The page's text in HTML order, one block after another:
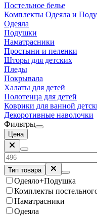
Постельное белье
Комплекты Одеяла и
Одеяла
Подушки
Наматрасники
Простыни и пеленки
Шторы для детских
Пледы
Покрывала
Халаты для детей
Полотенца для детей
Коврики для ванной
Декоротивные наволочки
Фильтры
Цена
Тип товара
Одеяло+Подушка
Комплекты
Наматрасники
Одеяла